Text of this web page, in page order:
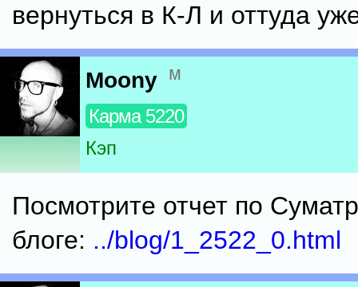
вернуться в К-Л и оттуда
Moony м
Карма 5220
Кэп
Посмотрите отчет по
блоге: ../blog/1_2522_0.html